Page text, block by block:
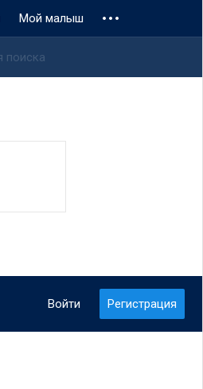
Мой малыш
Войти Регистрация